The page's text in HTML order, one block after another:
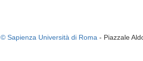
© Sapienza Università di Roma - Piazzale